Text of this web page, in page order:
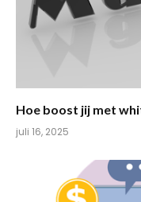
Hoe boost jij met
juli 16, 2025